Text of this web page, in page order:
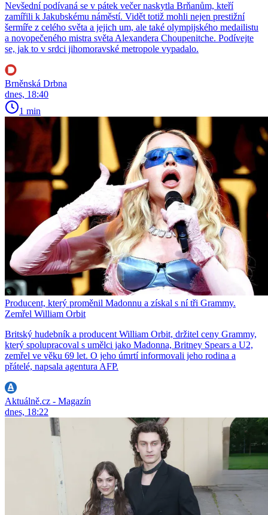
Nevšední podívaná se v pátek večer naskytla Brňanům, kteří
zamířili k Jakubskému náměstí. Vidět totiž mohli nejen prestižní
šermíře z celého světa a jejich um, ale také olympijského medailistu
a novopečeného mistra světa Alexandera Choupenitche. Podívejte
se, jak to v srdci jihomoravské metropole vypadalo.
Brněnská Drbna
dnes, 18:40
1 min
Producent, který proměnil Madonnu a získal s ní tři Grammy.
Zemřel William Orbit
Britský hudebník a producent William Orbit, držitel ceny Grammy,
který spolupracoval s umělci jako Madonna, Britney Spears a U2,
zemřel ve věku 69 let. O jeho úmrtí informovali jeho rodina a
přátelé, napsala agentura AFP.
Aktuálně.cz - Magazín
dnes, 18:22